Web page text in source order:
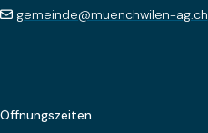
gemeinde@muenchwilen-ag.ch
Öffnungszeiten